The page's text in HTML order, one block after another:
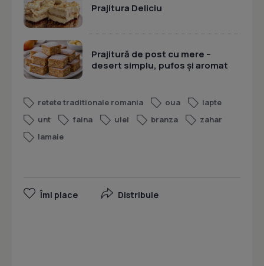
Prajitura Deliciu
Prajitură de post cu mere –
desert simplu, pufos și aromat
retete traditionale romania oua
lapte
unt
faina ulei branza
zahar
lamaie
Îmi place Distribuie